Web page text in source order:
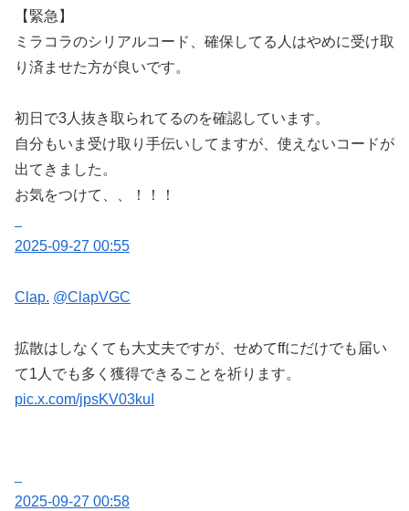
【緊急】
ミラコラのシリアルコード、確保してる人はやめに受け取
り済ませた方が良いです。
初日で3人抜き取られてるのを確認しています。
自分もいま受け取り手伝いしてますが、使えないコードが
出てきました。
お気をつけて、、！！！
2025-09-27 00:55
Clap. @ClapVGC
拡散はしなくても大丈夫ですが、せめてffにだけでも届い
て1人でも多く獲得できることを祈ります。
pic.x.com/jpsKV03kuI
2025-09-27 00:58